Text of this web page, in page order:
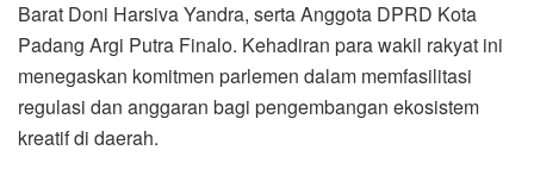
Barat Doni Harsiva Yandra, serta Anggota DPRD Kota
Padang Argi Putra Finalo. Kehadiran para wakil rakyat ini
menegaskan komitmen parlemen dalam memfasilitasi
regulasi dan anggaran bagi pengembangan ekosistem
kreatif di daerah.